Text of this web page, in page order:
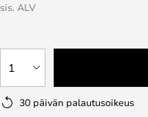
sis. ALV
1
30 päivän palautusoikeus